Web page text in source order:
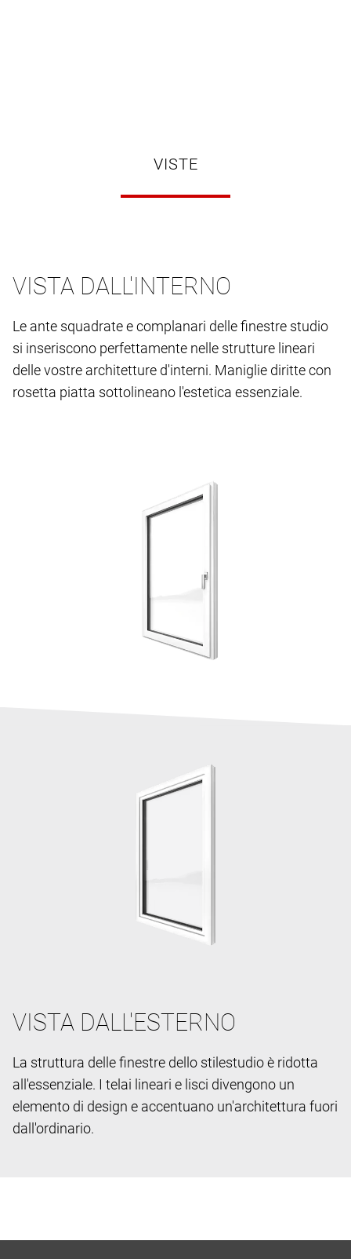
VISTE
VISTA DALL'INTERNO
Le ante squadrate e complanari delle finestre studio
si inseriscono perfettamente nelle strutture lineari
delle vostre architetture d'interni. Maniglie diritte con
rosetta piatta sottolineano l'estetica essenziale.
VISTA DALL'ESTERNO
La struttura delle finestre dello stilestudio è ridotta
all'essenziale. I telai lineari e lisci divengono un
elemento di design e accentuano un'architettura fuori
dall'ordinario.